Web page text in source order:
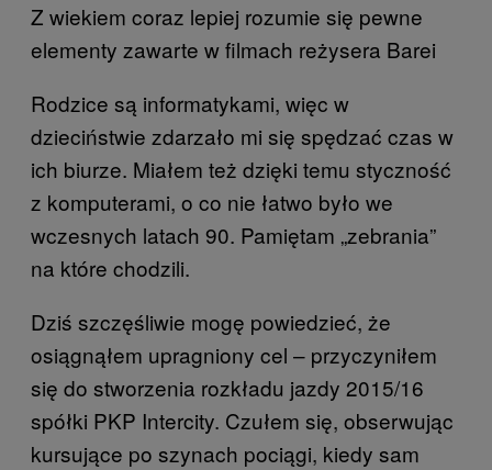
Z wiekiem coraz lepiej rozumie się pewne
elementy zawarte w filmach reżysera Barei
Rodzice są informatykami, więc w
dzieciństwie zdarzało mi się spędzać czas w
ich biurze. Miałem też dzięki temu styczność
z komputerami, o co nie łatwo było we
wczesnych latach 90. Pamiętam „zebrania”
na które chodzili.
Dziś szczęśliwie mogę powiedzieć, że
osiągnąłem upragniony cel – przyczyniłem
się do stworzenia rozkładu jazdy 2015/16
spółki PKP Intercity. Czułem się, obserwując
kursujące po szynach pociągi, kiedy sam